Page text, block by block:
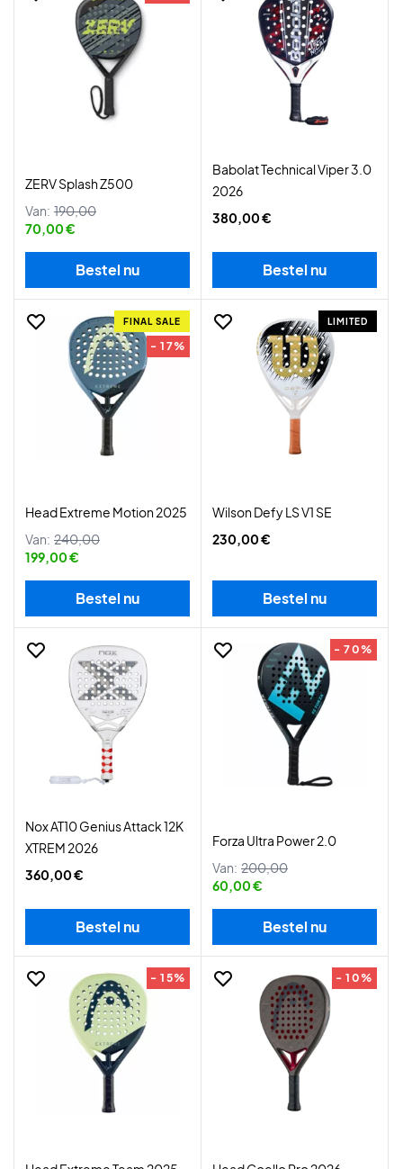
ZERV Splash Z500
Van: 190,00
70,00 €
Bestel nu
Babolat Technical Viper 3.0
2026
380,00 €
Bestel nu
FINAL SALE
- 17%
Head Extreme Motion 2025
Van: 240,00
199,00 €
Bestel nu
LIMITED
Wilson Defy LS V1 SE
230,00 €
Bestel nu
Nox AT10 Genius Attack 12K
XTREM 2026
360,00 €
Bestel nu
- 70%
Forza Ultra Power 2.0
Van: 200,00
60,00 €
Bestel nu
- 15% - 10%